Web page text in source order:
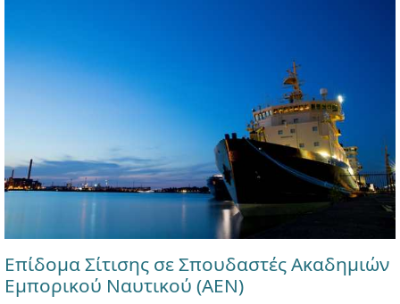
Επίδομα Σίτισης σε Σπουδαστές Ακαδημιών
Εμπορικού Ναυτικού (ΑΕΝ)